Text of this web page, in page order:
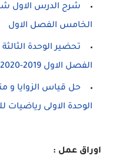
شرح الدرس الاول
الخامس الفصل الاول
تحضير الوحدة
الفصل الاول 2019-2020
حل قياس الزوايا و
الوحدة الاولى
اوراق عمل :